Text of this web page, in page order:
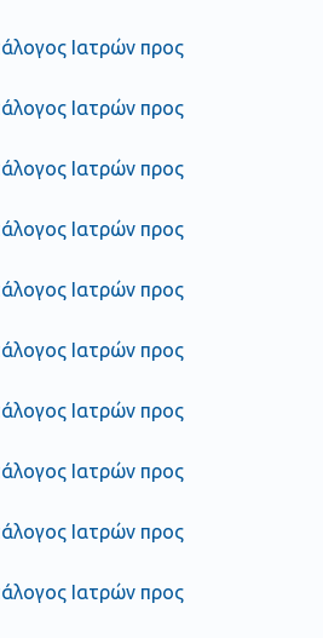
Ιατρών προς
Ιατρών προς
Ιατρών προς
Ιατρών προς
Ιατρών προς
Ιατρών προς
Ιατρών προς
Ιατρών προς
Ιατρών προς
Ιατρών προς